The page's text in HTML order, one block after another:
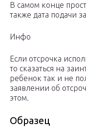
В самом конце
также дата подачи
Инфо
Если отсрочка
то сказаться на
ребенок так и не
заявлении об
этом.
Образец